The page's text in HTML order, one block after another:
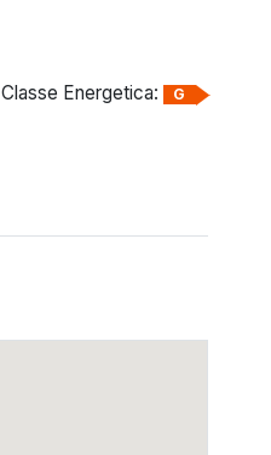
Classe Energetica: G